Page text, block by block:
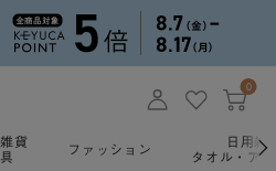
0
貨
ファッション
日用雑
タオル・ア